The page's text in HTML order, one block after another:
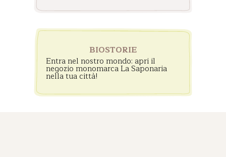
BIOSTORIE
Entra nel nostro mondo: apri il
negozio monomarca La Saponaria
nella tua città!